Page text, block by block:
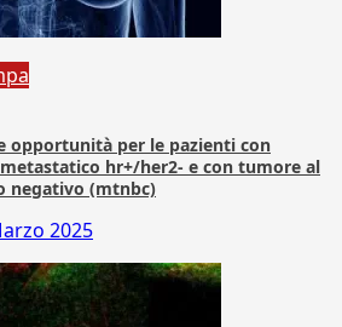
opportunità per le pazienti con
hr+/her2- e con tumore al
negativo (mtnbc)
2025